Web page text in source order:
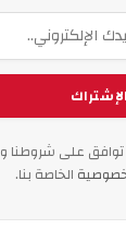
توافق على شروطنا
الخاصة بنا.